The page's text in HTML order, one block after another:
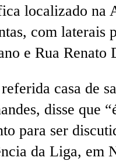
localizado na
com laterais
e Rua Renato
casa de
disse que
para ser
da Liga, em